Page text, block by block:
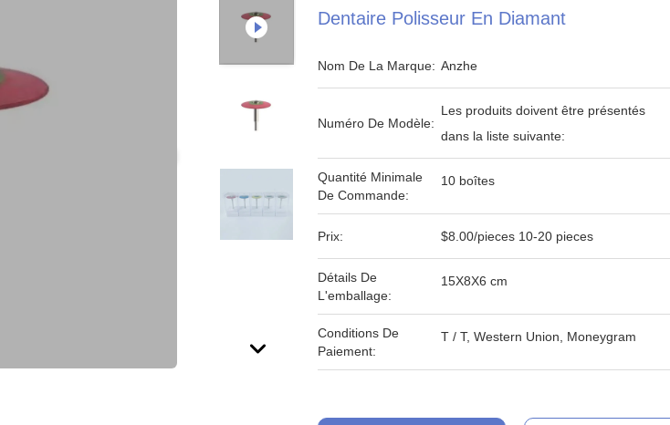
Dentaire Polisseur En Diamant
Nom De La Marque: Anzhe
Numéro De Modèle:
Les produits doivent être présentés
dans la liste suivante:
Quantité Minimale
De Commande:
10 boîtes
Prix: $8.00/pieces 10-20 pieces
Détails De
L'emballage:
15X8X6 cm
Conditions De
Paiement:
T / T, Western Union, Moneygram